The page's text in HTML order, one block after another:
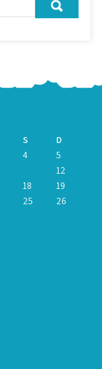
S
D
4
5
12
18
19
25
26